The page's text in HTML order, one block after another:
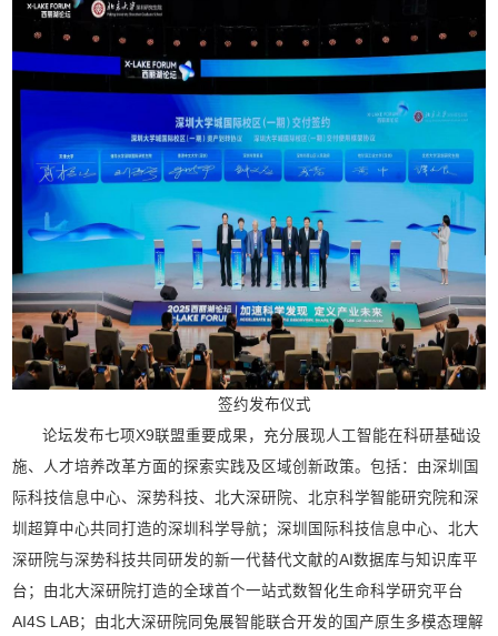
签约发布仪式
论坛发布七项X9联盟重要成果，充分展现人工智能在科研基础设
施、人才培养改革方面的探索实践及区域创新政策。包括：由深圳国
际科技信息中心、深势科技、北大深研院、北京科学智能研究院和深
圳超算中心共同打造的深圳科学导航；深圳国际科技信息中心、北大
深研院与深势科技共同研发的新一代替代文献的AI数据库与知识库平
台；由北大深研院打造的全球首个一站式数智化生命科学研究平台
AI4S LAB；由北大深研院同兔展智能联合开发的国产原生多模态理解